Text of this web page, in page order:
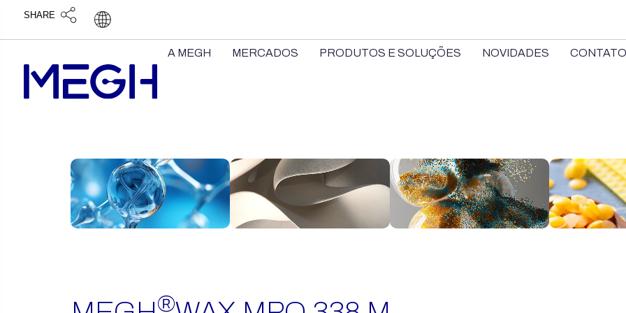
SHARE
A MEGH MERCADOS PRODUTOS E SOLUÇÕES NOVIDADES
®